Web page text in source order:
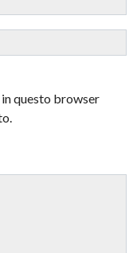
in questo browser